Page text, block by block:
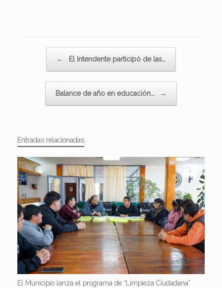
← El Intendente participó de las…
Balance de año en educación… →
Entradas relacionadas
El Municipio lanza el programa de “Limpieza Ciudadana”